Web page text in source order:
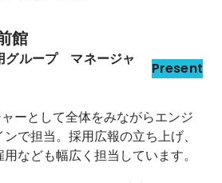
館
グループ　マネージャ
Present
ーとして全体をみながらエンジ
で担当。採用広報の立ち上げ、
なども幅広く担当しています。